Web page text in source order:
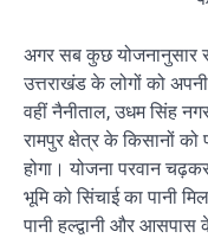
अगर सब कुछ योजनानुसार
उत्तराखंड के लोगों को
वहीं नैनीताल, उधम सिंह
रामपुर क्षेत्र के किसानों
होगा। योजना परवान
भूमि को सिंचाई का पानी
पानी हल्द्वानी और